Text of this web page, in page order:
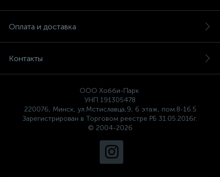
Оплата и доставка
Контакты
ООО Хобби-Парк
УНП 191305478
220076, Минск, ул.Мстиславца,9, 6 этаж, пом.8-16.5
Зарегистрирован в Торговом реестре РБ 31.05.2016г.
© 2004-2026